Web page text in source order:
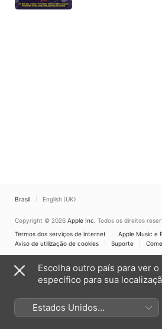
Brasil English (UK)
Copyright © 2026 Apple Inc. Todos os direitos
Termos dos serviços de internet
Apple Music e
Aviso de utilização de cookies
Suporte
Escolha outro país para ver
específico para sua
Estados Unidos
(Português Brasil)